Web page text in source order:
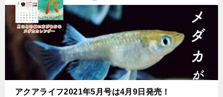
アクアライフ2021年5月号は4月9日発売！